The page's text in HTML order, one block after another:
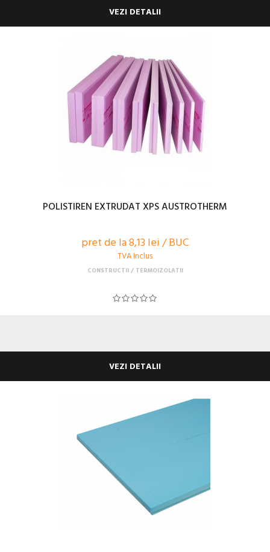
VEZI DETALII
POLISTIREN EXTRUDAT XPS AUSTROTHERM
pret de la 8,13 lei / BUC
TVA Inclus
CONSTRUCTII TERMOIZOLATII
VEZI DETALII